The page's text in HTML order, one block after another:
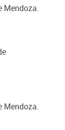
Mendoza.
Mendoza.